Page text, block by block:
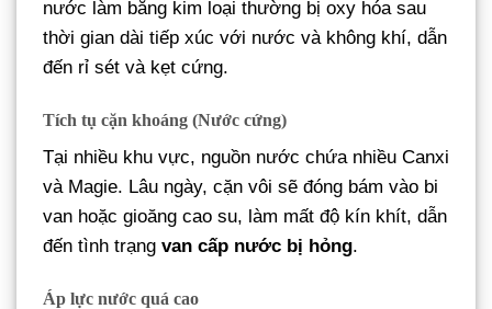
nước làm bằng kim loại thường bị oxy hóa sau
thời gian dài tiếp xúc với nước và không khí, dẫn
đến rỉ sét và kẹt cứng.
Tích tụ cặn khoáng (Nước cứng)
Tại nhiều khu vực, nguồn nước chứa nhiều Canxi
và Magie. Lâu ngày, cặn vôi sẽ đóng bám vào bi
van hoặc gioăng cao su, làm mất độ kín khít, dẫn
đến tình trạng van cấp nước bị hỏng.
Áp lực nước quá cao